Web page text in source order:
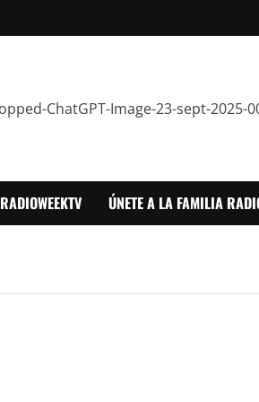
RADIOWEEKTV ÚNETE A LA FAMILIA